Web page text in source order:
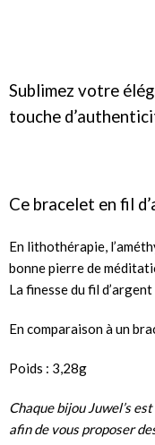
Sublimez votre
touche
Ce bracelet en fil
En lithothérapie,
bonne pierre de
La finesse du fil
En comparaison à un
Poids : 3,28g
Chaque bijou Juwel’s
afin de vous proposer